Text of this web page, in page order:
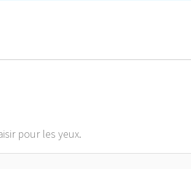
pour les yeux.